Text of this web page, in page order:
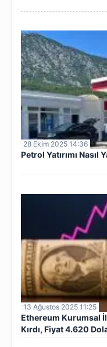
28 Ekim 2025 14:36
Petrol Yatırımı Nasıl
13 Ağustos 2025 11:25
Ethereum Kurumsal
Kırdı, Fiyat 4.620